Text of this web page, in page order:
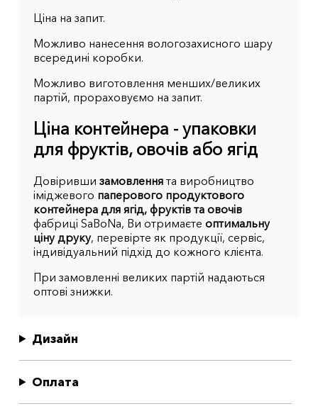
Ціна на запит.
Можливо нанесення вологозахисного шару
всередині коробки.
Можливо виготовлення менших/великих
партій, прораховуємо на запит.
Ціна контейнера - упаковки
для фруктів, овочів або ягід
Довіривши замовленнята виробництво
іміджевого паперового продуктового
контейнера для ягід, фруктів та овочів
фабриці SaBoNa, Ви отримаєте оптимальну
ціну друку, перевірте як продукції, сервіс,
індивідуальний підхід до кожного клієнта.
При замовленні великих партій надаються
оптові знижки.
Дизайн
Оплата